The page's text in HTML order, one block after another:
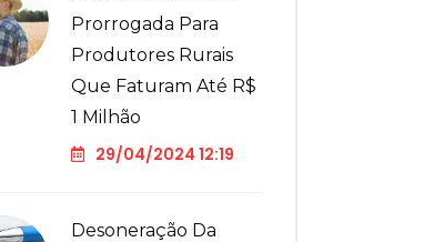
Prorrogada Para
Produtores Rurais
Que Faturam Até R$
1 Milhão
29/04/2024 12:19
Desoneração Da